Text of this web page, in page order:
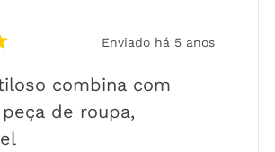
Enviado há 5 anos
combina com
de roupa,